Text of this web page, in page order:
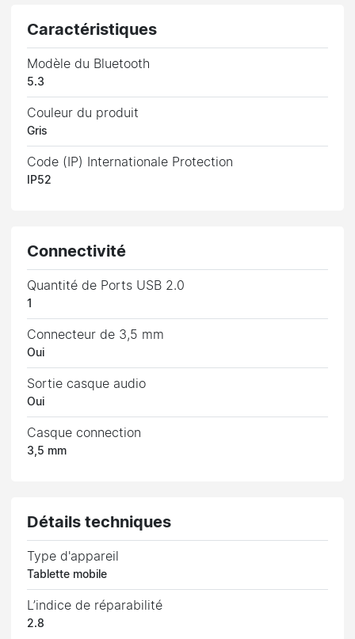
Caractéristiques
Modèle du Bluetooth
5.3
Couleur du produit
Gris
Code (IP) Internationale Protection
IP52
Connectivité
Quantité de Ports USB 2.0
1
Connecteur de 3,5 mm
Oui
Sortie casque audio
Oui
Casque connection
3,5 mm
Détails techniques
Type d'appareil
Tablette mobile
L’indice de réparabilité
2.8